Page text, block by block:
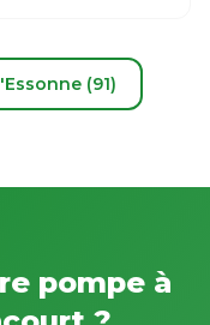
(91)
pompe à